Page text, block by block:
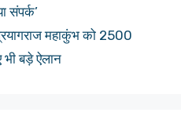
संपर्क’
महाकुंभ को 2500
बड़े ऐलान